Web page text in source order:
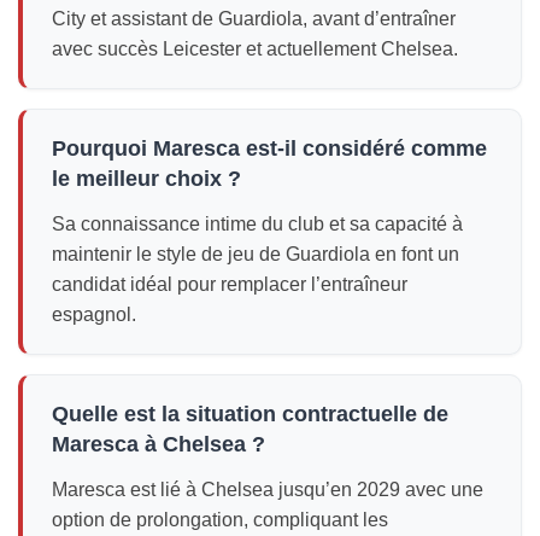
City et assistant de Guardiola, avant d’entraîner
avec succès Leicester et actuellement Chelsea.
Pourquoi Maresca est-il considéré comme
le meilleur choix ?
Sa connaissance intime du club et sa capacité à
maintenir le style de jeu de Guardiola en font un
candidat idéal pour remplacer l’entraîneur
espagnol.
Quelle est la situation contractuelle de
Maresca à Chelsea ?
Maresca est lié à Chelsea jusqu’en 2029 avec une
option de prolongation, compliquant les